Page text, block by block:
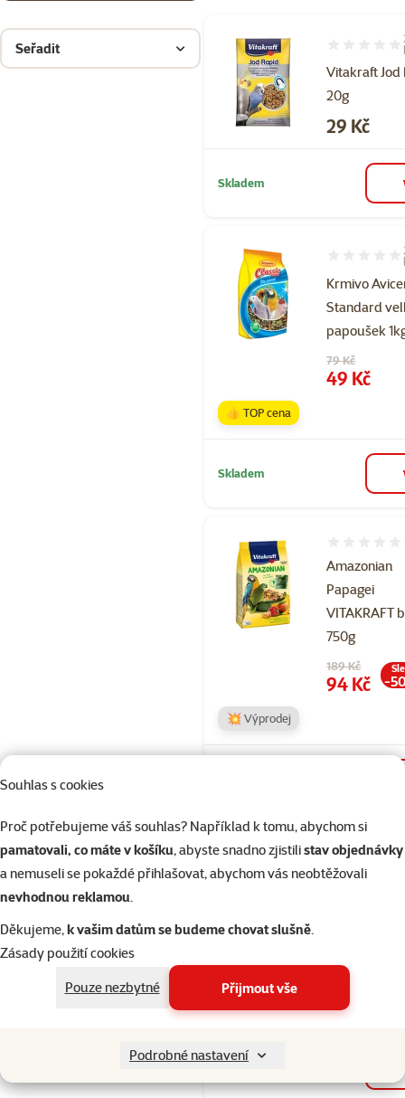
Souhlas s cookies
Proč potřebujeme váš souhlas? Například k tomu, abychom si
pamatovali, co máte v košíku, abyste snadno zjistilistav objednávky
a nemuseli se pokaždé přihlašovat, abychom vás neobtěžovali
nevhodnou reklamou.
Děkujeme,k vašim datům se budeme chovat slušně.
Zásady použití cookies
Pouze nezbytné
Přijmout vše
Podrobné nastavení
Seřadit
Vitakraft Jod
20g
Hodnocení
Cena
29 Kč
Skladem
Krmivo
Standard
papoušek
Hodnocení
Původní cena
79 Kč
Cena
49 Kč
👍 TOP cena
Skladem
Amazonian
Papagei
VITAKRAFT
750g
Původní cena
189 Kč
Cena
94 Kč -
💥 Výprodej
Tyčinky
Hodnocení
Cena
44 Kč
💥 Výprodej